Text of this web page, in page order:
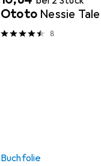
Ototo Nessie Tale
8
Buchfolie